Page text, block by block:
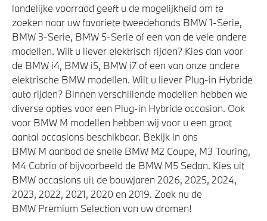
Akoestische waarschuwing voor voetgangers
Airbag bestuurder
Park Distance Control (PDC) voor en achter
Elektronisch Stabiliteits Programma
Actieve Voetgangersbescherming
landelijke voorraad geeft u de mogelijkheid om te
zoeken naar uw favoriete tweedehands BMW 1-Serie,
BMW 3-Serie, BMW 5-Serie of een van de vele andere
modellen. Wilt u liever elektrisch rijden? Kies dan voor
de BMW i4, BMW i5, BMW i7 of een van onze andere
elektrische BMW modellen. Wilt u liever Plug-in Hybride
auto rijden? Binnen verschillende modellen hebben we
diverse opties voor een Plug-in Hybride occasion. Ook
voor BMW M modellen hebben wij voor u een groot
aantal occasions beschikbaar. Bekijk in ons
BMW M aanbod de snelle BMW M2 Coupe, M3 Touring,
M4 Cabrio of bijvoorbeeld de BMW M5 Sedan. Kies uit
BMW occasions uit de bouwjaren 2026, 2025, 2024,
2023, 2022, 2021, 2020 en 2019. Zoek nu de
BMW Premium Selection van uw dromen!